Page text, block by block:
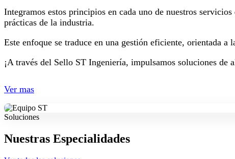
Integramos estos principios en cada uno de nuestros
prácticas de la industria.
Este enfoque se traduce en una gestión eficiente, orientada
¡A través del Sello ST Ingeniería, impulsamos soluciones de
Ver mas
Soluciones
Nuestras Especialidades